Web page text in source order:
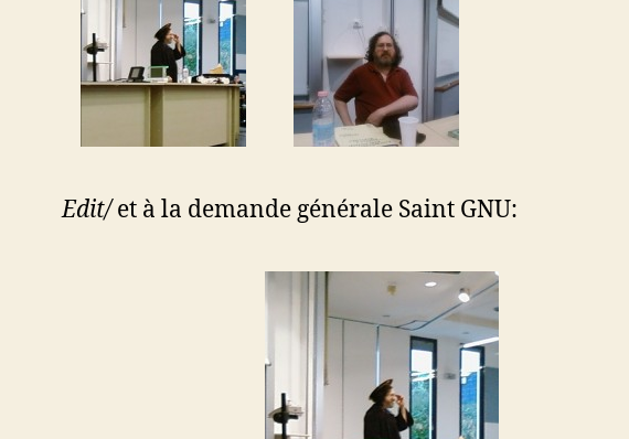
Edit/et à la demande générale Saint GNU: